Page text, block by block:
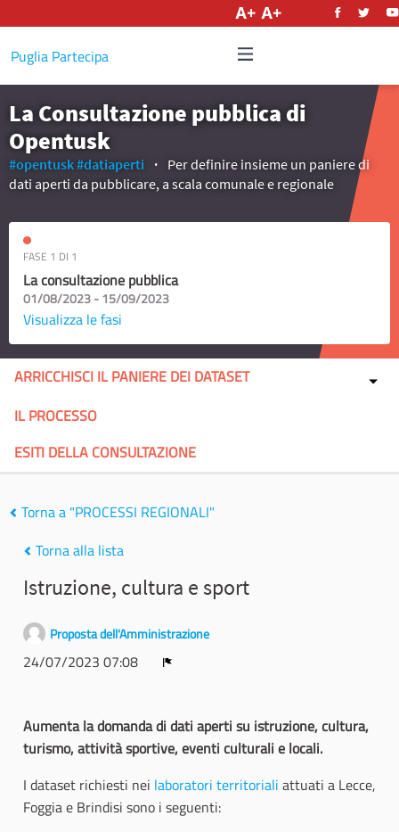
Puglia Partecipa
La Consultazione pubblica di
Opentusk
#opentusk#datiaperti
Per definire insieme un paniere di
dati aperti da pubblicare, a scala comunale e regionale
FASE 1 DI 1
La consultazione pubblica
01/08/2023 - 15/09/2023
Visualizza le fasi
ARRICCHISCI IL PANIERE DEI DATASET
IL PROCESSO
ESITI DELLA CONSULTAZIONE
Torna a "PROCESSI REGIONALI"
Torna alla lista
Istruzione, cultura e sport
Proposta dell'Amministrazione
24/07/2023 07:08
Aumenta la domanda di dati aperti su istruzione, cultura,
turismo, attività sportive, eventi culturali e locali.
I dataset richiesti nei laboratori territoriali attuati a Lecce,
Foggia e Brindisi sono i seguenti: